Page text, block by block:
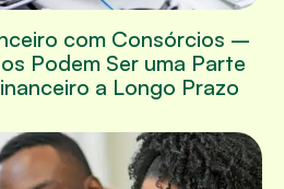
com Consórcios –
Podem Ser uma Parte
a Longo Prazo